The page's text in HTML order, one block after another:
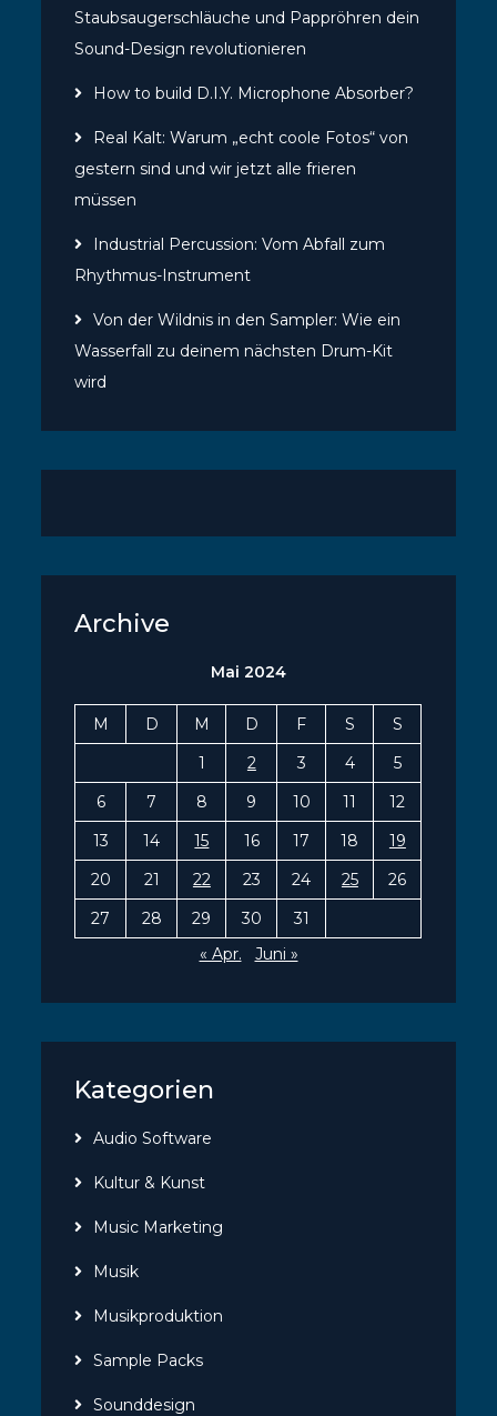
Staubsaugerschläuche und Pappröhren dein
Sound-Design revolutionieren
How to build D.I.Y. Microphone Absorber?
Real Kalt: Warum „echt coole Fotos“ von
gestern sind und wir jetzt alle frieren
müssen
Industrial Percussion: Vom Abfall zum
Rhythmus-Instrument
Von der Wildnis in den Sampler: Wie ein
Wasserfall zu deinem nächsten Drum-Kit
wird
Archive
Mai 2024
M D M D F S
S
1
2 3 4
5
6
7 8 9 10 11
12
13
14 15 16 17 18
19
20
21 22 23 24 25
26
27
28 29 30
31
« Apr.
Juni »
Kategorien
Audio Software
Kultur & Kunst
Music Marketing
Musik
Musikproduktion
Sample Packs
Sounddesign